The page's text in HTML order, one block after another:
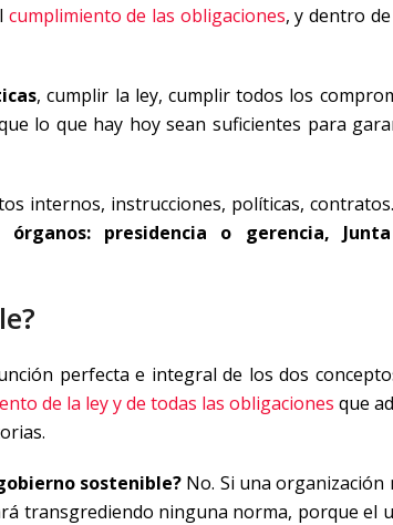
cumplimiento de las obligaciones, y dentro
, cumplir la ley, cumplir todos los
lo que hay hoy sean suficientes para
internos, instrucciones, políticas,
presidencia o gerencia,
perfecta e integral de los dos
de la ley y de todas las obligaciones que
sostenible?No. Si una
transgrediendo ninguna norma, porque el